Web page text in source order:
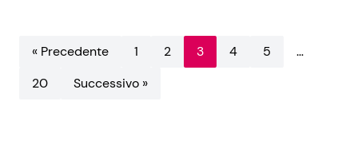
« Precedente 1 2 3 4 5
…
20
Successivo »